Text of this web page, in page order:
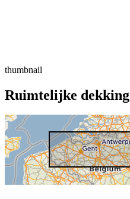
thumbnail
Ruimtelijke dekking